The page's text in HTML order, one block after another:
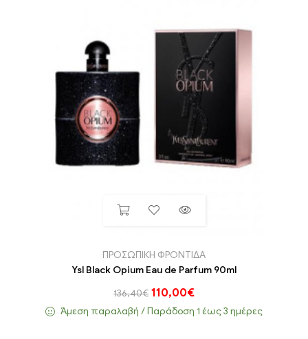
ΠΡΟΣΩΠΙΚΗ ΦΡΟΝΤΙΔΑ
Ysl Black Opium Eau de Parfum 90ml
136,40€ 110,00€
Άμεση παραλαβή / Παράδoση 1 έως 3 ημέρες